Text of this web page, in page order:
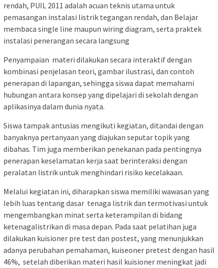
rendah, PUIL 2011 adalah acuan teknis utama untuk
pemasangan instalasi listrik tegangan rendah, dan Belajar
membaca single line maupun wiring diagram, serta praktek
instalasi penerangan secara langsung
Penyampaian materi dilakukan secara interaktif dengan
kombinasi penjelasan teori, gambar ilustrasi, dan contoh
penerapan di lapangan, sehingga siswa dapat memahami
hubungan antara konsep yang dipelajari di sekolah dengan
aplikasinya dalam dunia nyata.
Siswa tampak antusias mengikuti kegiatan, ditandai dengan
banyaknya pertanyaan yang diajukan seputar topik yang
dibahas. Tim juga memberikan penekanan pada pentingnya
penerapan keselamatan kerja saat berinteraksi dengan
peralatan listrik untuk menghindari risiko kecelakaan.
Melalui kegiatan ini, diharapkan siswa memiliki wawasan yang
lebih luas tentang dasar tenaga listrik dan termotivasi untuk
mengembangkan minat serta keterampilan di bidang
ketenagalistrikan di masa depan. Pada saat pelatihan juga
dilakukan kuisioner pre test dan postest, yang menunjukkan
adanya perubahan pemahaman, kuiseoner pretest dengan hasil
46%, setelah diberikan materi hasil kuisioner meningkat jadi